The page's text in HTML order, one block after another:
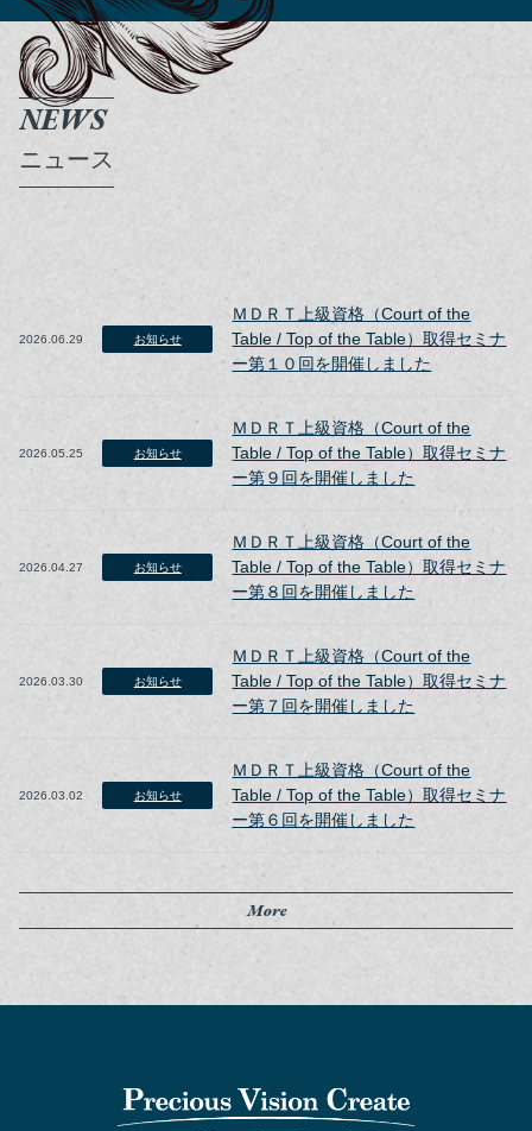
NEWS
ニュース
More
2026.06.29 お知らせ
ＭＤＲＴ上級資格（Court of the
Table / Top of the Table）取得セミナ
ー第１０回を開催しました
2026.05.25 お知らせ
ＭＤＲＴ上級資格（Court of the
Table / Top of the Table）取得セミナ
ー第９回を開催しました
2026.04.27 お知らせ
ＭＤＲＴ上級資格（Court of the
Table / Top of the Table）取得セミナ
ー第８回を開催しました
2026.03.30 お知らせ
ＭＤＲＴ上級資格（Court of the
Table / Top of the Table）取得セミナ
ー第７回を開催しました
2026.03.02 お知らせ
ＭＤＲＴ上級資格（Court of the
Table / Top of the Table）取得セミナ
ー第６回を開催しました